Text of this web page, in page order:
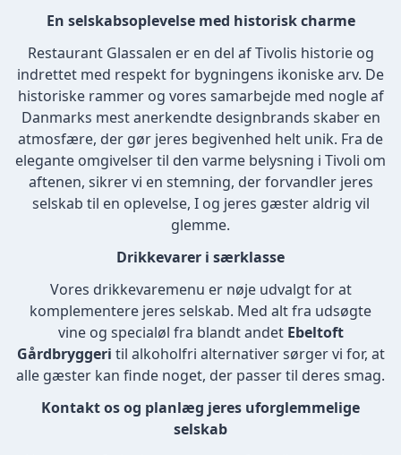
En selskabsoplevelse med historisk charme
Restaurant Glassalen er en del af Tivolis historie og
indrettet med respekt for bygningens ikoniske arv. De
historiske rammer og vores samarbejde med nogle af
Danmarks mest anerkendte designbrands skaber en
atmosfære, der gør jeres begivenhed helt unik. Fra de
elegante omgivelser til den varme belysning i Tivoli om
aftenen, sikrer vi en stemning, der forvandler jeres
selskab til en oplevelse, I og jeres gæster aldrig vil
glemme.
Drikkevarer i særklasse
Vores drikkevaremenu er nøje udvalgt for at
komplementere jeres selskab. Med alt fra udsøgte
vine og specialøl fra blandt andet Ebeltoft
Gårdbryggeri til alkoholfri alternativer sørger vi for, at
alle gæster kan finde noget, der passer til deres smag.
Kontakt os og planlæg jeres uforglemmelige
selskab